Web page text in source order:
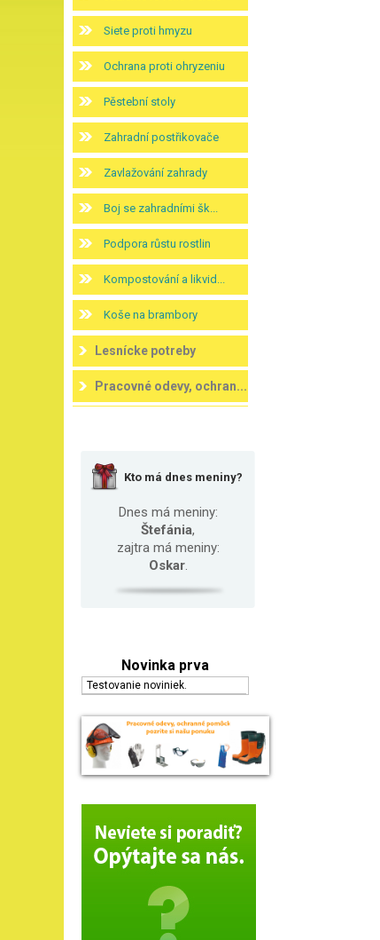
Siete proti hmyzu
Ochrana proti ohryzeniu
Pěstební stoly
Zahradní postřikovače
Zavlažování zahrady
Boj se zahradními šk...
Podpora růstu rostlin
Kompostování a likvid...
Koše na brambory
Lesnícke potreby
Pracovné odevy, ochran...
Kto má dnes meniny?
Dnes má meniny:
Štefánia,
zajtra má meniny:
Oskar.
Novinka prva
Testovanie noviniek.